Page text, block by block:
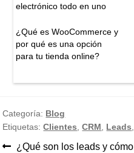
electrónico todo en uno
¿Qué es WooCommerce y
por qué es una opción
para tu tienda online?
Categoría: Blog
Etiquetas:Clientes,CRM, Leads,
Anterior:
¿Qué son los leads y cómo